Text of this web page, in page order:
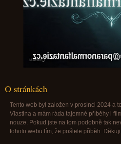
O stránkách
Tento web byl založen v prosinci 2024 a
Vlastina a mám ráda tajemné příběhy i
nouze. Pokud jste na tom podobně tak
tohoto webu tím, že pošlete příběh.